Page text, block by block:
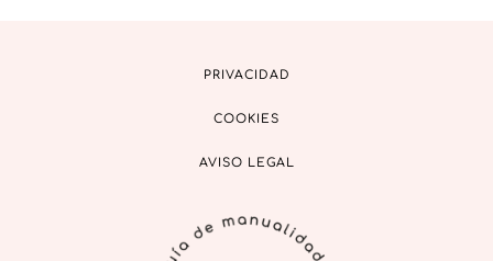
PRIVACIDAD
COOKIES
AVISO LEGAL